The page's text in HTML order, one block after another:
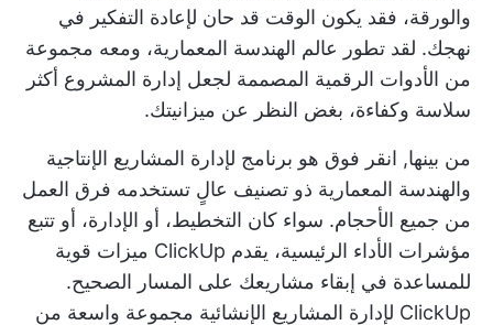
والورقة، فقد يكون الوقت قد حان لإعادة التفكير في
نهجك. لقد تطور عالم الهندسة المعمارية، ومعه مجموعة
من الأدوات الرقمية المصممة لجعل إدارة المشروع أكثر
سلاسة وكفاءة، بغض النظر عن ميزانيتك.
من بينها, انقر فوق هو برنامج لإدارة المشاريع الإنتاجية
والهندسة المعمارية ذو تصنيف عالٍ تستخدمه فرق العمل
من جميع الأحجام. سواء كان التخطيط، أو الإدارة، أو تتبع
مؤشرات الأداء الرئيسية، يقدم ClickUp ميزات قوية
للمساعدة في إبقاء مشاريعك على المسار الصحيح.
ClickUp لإدارة المشاريع الإنشائية
مجموعة واسعة من